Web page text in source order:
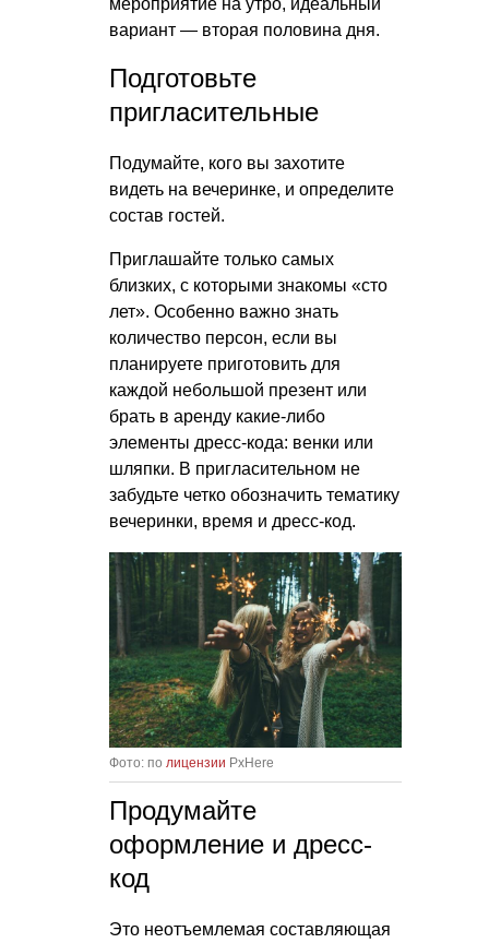
мероприятие на утро, идеальный
вариант — вторая половина дня.
Подготовьте
пригласительные
Подумайте, кого вы захотите
видеть на вечеринке, и определите
состав гостей.
Приглашайте только самых
близких, с которыми знакомы «сто
лет». Особенно важно знать
количество персон, если вы
планируете приготовить для
каждой небольшой презент или
брать в аренду какие-либо
элементы дресс-кода: венки или
шляпки. В пригласительном не
забудьте четко обозначить тематику
вечеринки, время и дресс-код.
Фото: по лицензии PxHere
Продумайте
оформление и дресс-
код
Это неотъемлемая составляющая